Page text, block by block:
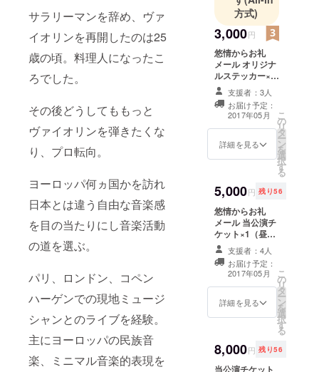
サラリーマンを辞め、ヴァ
イオリンを再開したのは25
歳の頃。料理人になったこ
ろでした。
その後どうしてももっと
ヴァイオリンを弾きたくな
り、プロ転向。
ヨーロッパ何ヵ国かを訪れ
日本とは違う自由な音楽感
を目の当たりにし音楽活動
の道を選ぶ。
パリ、ロンドン、コペン
ハーゲンでの現地ミュージ
シャンとのライブを経験。
主にヨーロッパの民族音
楽、ミニマル音楽的表現を
京、横浜な
どで活動。
ヴァイオリ
ンを再開し
たのは25歳
の頃。ヨー
ロッパ何ヵ
国かを訪れ
日本とは違
当たりにし
音楽活動の
道を選ぶ。
パリ、ロン
ドン、コペ
ンハーゲン
での現地
シャンとの
験。主に
ヨーロッパ
方式)
3,000円
悠情からお礼
メール オリジナ
ルステッカー×1
缶バッチ×1
支援者：3人
お届け予定：
2017年05月
詳細を見る
こ
の
リ
タ
ー
ン
を
選
択
す
る
5,000円 残り56
悠情からお礼
メール 当公演チ
ケット×1（昼公
演、夜公演どち
らか） オリジナ
ルステッカー×1
オリジナル缶
バッチ×1
支援者：4人
お届け予定：
2017年05月
詳細を見る
こ
の
リ
タ
ー
ン
を
選
択
す
る
8,000円 残り56
当公演チケット